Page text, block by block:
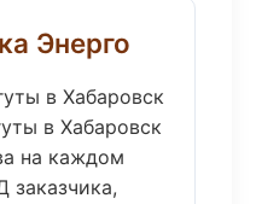
Энерго
в Хабаровск
в Хабаровск
на каждом
заказчика,